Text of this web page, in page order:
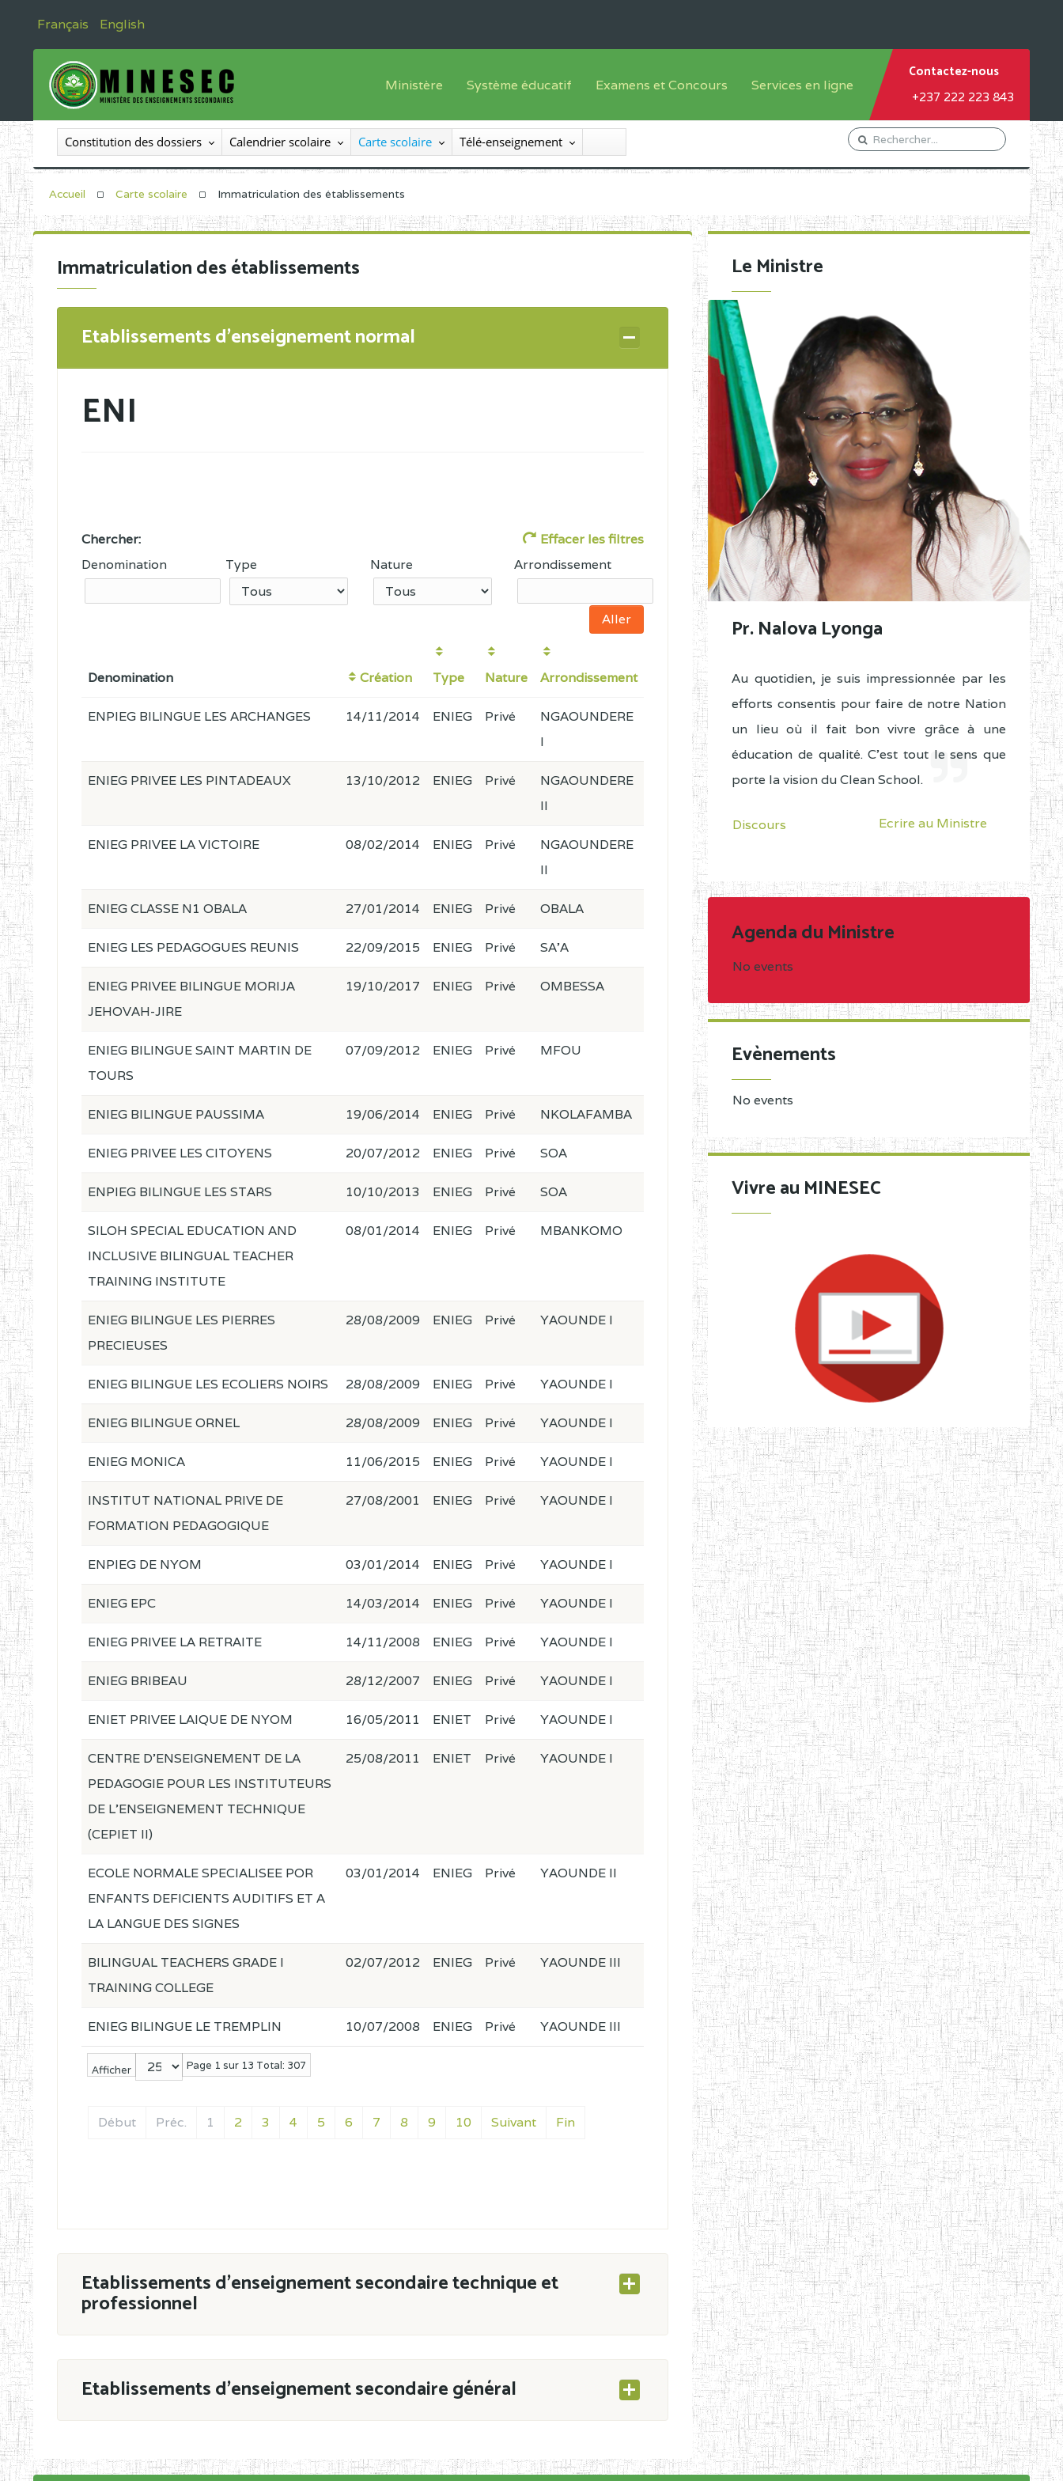
Français English
Ministère
Le Ministre
Le SEESEN
Inspection Générale des Enseignements
Organigramme
Système éducatif
Offre de formation
Sous système francophone
Progammes d'études
Examens et Concours
Inscriptions
Liste des candidats
Diplômes disponibles
Services en ligne
Orientation Conseil
Gestion du Personnel
Demande de subvention
Contactez-nous
+237 222 223 843
Constitution des dossiers Calendrier scolaire Carte scolaire Télé-enseignement
Accueil Carte scolaire Immatriculation des établissements
Immatriculation des établissements
Etablissements d'enseignement normal
ENI
Chercher:
Effacer les filtres
Denomination
Type Nature Arrondissement
Denomination Création Type Nature Arrondissement
Afficher Page 1 sur 13 Total: 307
Début Préc. 1 2 3 4 5 6 7 8 9 10 Suivant Fin
ENPIEG BILINGUE LES ARCHANGES 14/11/2014 ENIEG Privé
NGAOUNDERE
I
ENIEG PRIVEE LES PINTADEAUX 13/10/2012 ENIEG Privé
NGAOUNDERE
II
ENIEG PRIVEE LA VICTOIRE 08/02/2014 ENIEG Privé
NGAOUNDERE
II
ENIEG CLASSE N1 OBALA 27/01/2014 ENIEG Privé OBALA
ENIEG LES PEDAGOGUES REUNIS 22/09/2015 ENIEG Privé SA'A
ENIEG PRIVEE BILINGUE MORIJA
JEHOVAH-JIRE
19/10/2017 ENIEG Privé OMBESSA
ENIEG BILINGUE SAINT MARTIN DE
TOURS
07/09/2012 ENIEG Privé MFOU
ENIEG BILINGUE PAUSSIMA 19/06/2014 ENIEG Privé NKOLAFAMBA
ENIEG PRIVEE LES CITOYENS 20/07/2012 ENIEG Privé SOA
ENPIEG BILINGUE LES STARS 10/10/2013 ENIEG Privé SOA
SILOH SPECIAL EDUCATION AND
INCLUSIVE BILINGUAL TEACHER
TRAINING INSTITUTE
08/01/2014 ENIEG Privé MBANKOMO
ENIEG BILINGUE LES PIERRES
PRECIEUSES
28/08/2009 ENIEG Privé YAOUNDE I
ENIEG BILINGUE LES ECOLIERS NOIRS 28/08/2009 ENIEG Privé YAOUNDE I
ENIEG BILINGUE ORNEL 28/08/2009 ENIEG Privé YAOUNDE I
ENIEG MONICA 11/06/2015 ENIEG Privé YAOUNDE I
INSTITUT NATIONAL PRIVE DE
FORMATION PEDAGOGIQUE
27/08/2001 ENIEG Privé YAOUNDE I
ENPIEG DE NYOM 03/01/2014 ENIEG Privé YAOUNDE I
ENIEG EPC 14/03/2014 ENIEG Privé YAOUNDE I
ENIEG PRIVEE LA RETRAITE 14/11/2008 ENIEG Privé YAOUNDE I
ENIEG BRIBEAU 28/12/2007 ENIEG Privé YAOUNDE I
ENIET PRIVEE LAIQUE DE NYOM 16/05/2011 ENIET Privé YAOUNDE I
CENTRE D'ENSEIGNEMENT DE LA
PEDAGOGIE POUR LES INSTITUTEURS
DE L'ENSEIGNEMENT TECHNIQUE
(CEPIET II)
25/08/2011 ENIET Privé YAOUNDE I
ECOLE NORMALE SPECIALISEE POR
ENFANTS DEFICIENTS AUDITIFS ET A
LA LANGUE DES SIGNES
03/01/2014 ENIEG Privé YAOUNDE II
BILINGUAL TEACHERS GRADE I
TRAINING COLLEGE
02/07/2012 ENIEG Privé YAOUNDE III
ENIEG BILINGUE LE TREMPLIN 10/07/2008 ENIEG Privé YAOUNDE III
Etablissements d'enseignement secondaire technique et
professionnel
ESTP
Etablissements d'enseignement secondaire général
En application de la Décision N°90/11/MINESEC/CAB du 21 mars 2011 portant ouverture
Le Ministre
Pr. Nalova Lyonga
Au quotidien, je suis impressionnée par les
efforts consentis pour faire de notre Nation
un lieu où il fait bon vivre grâce à une
éducation de qualité. C'est tout le sens que
porte la vision du Clean School.
Discours Ecrire au Ministre
Agenda du Ministre
No events
Evènements
No events
Vivre au MINESEC